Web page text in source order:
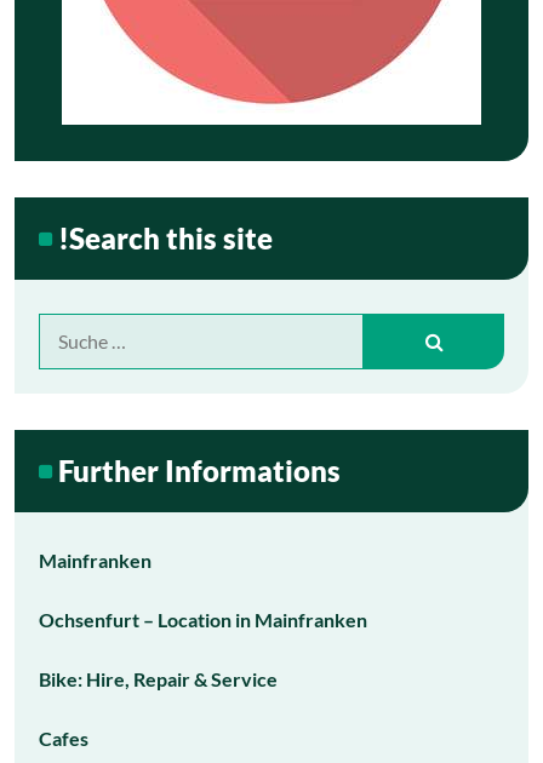
!Search this site
nach:
Further Informations
Mainfranken
Ochsenfurt – Location in Mainfranken
Bike: Hire, Repair & Service
Cafes